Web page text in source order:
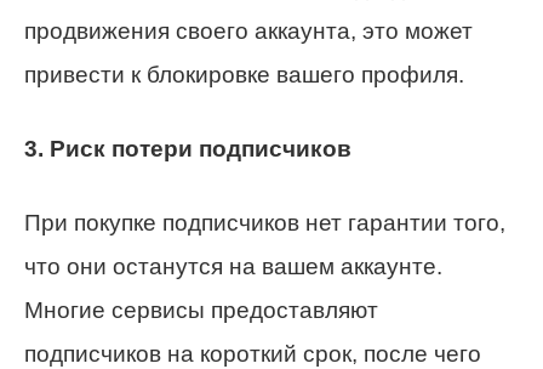
продвижения своего аккаунта, это может
привести к блокировке вашего профиля.
3. Риск потери подписчиков
При покупке подписчиков нет гарантии того,
что они останутся на вашем аккаунте.
Многие сервисы предоставляют
подписчиков на короткий срок, после чего